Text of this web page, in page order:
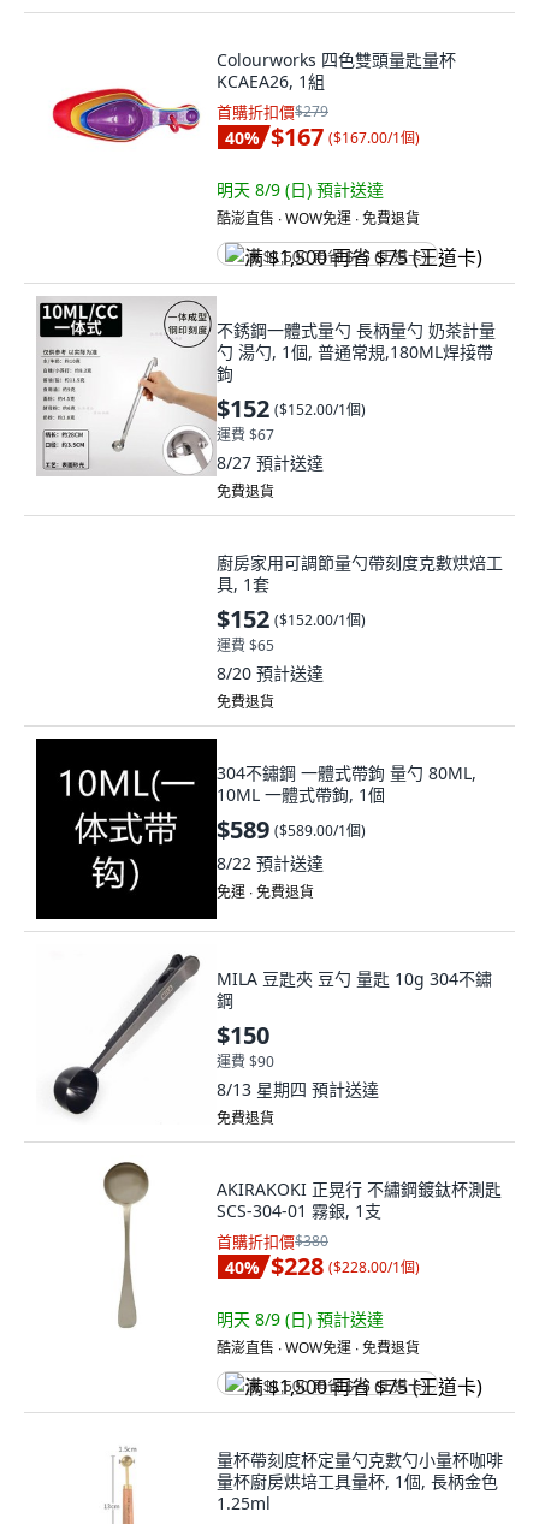
Colourworks 四色雙頭量匙量杯
KCAEA26, 1組
首購折扣價$279
40% $167 ($167.00/1個)
明天 8/9 (日) 預計送達
酷澎直售 ∙ WOW免運 ∙ 免費退貨
满 $1,500 再省 $75 (王道卡)
不銹鋼一體式量勺 長柄量勺 奶茶計量
勺 湯勺, 1個, 普通常規,180ML焊接帶
鉤
$152 ($152.00/1個)
運費 $67
8/27 預計送達
免費退貨
廚房家用可調節量勺帶刻度克數烘焙工
具, 1套
$152 ($152.00/1個)
運費 $65
8/20 預計送達
免費退貨
304不鏽鋼 一體式帶鉤 量勺 80ML,
10ML 一體式帶鉤, 1個
$589 ($589.00/1個)
8/22 預計送達
免運 ∙ 免費退貨
MILA 豆匙夾 豆勺 量匙 10g 304不鏽
鋼
$150
運費 $90
8/13 星期四 預計送達
免費退貨
AKIRAKOKI 正晃行 不繡鋼鍍鈦杯測匙
SCS-304-01 霧銀, 1支
首購折扣價$380
40% $228 ($228.00/1個)
明天 8/9 (日) 預計送達
酷澎直售 ∙ WOW免運 ∙ 免費退貨
满 $1,500 再省 $75 (王道卡)
量杯帶刻度杯定量勺克數勺小量杯咖啡
量杯廚房烘培工具量杯, 1個, 長柄金色
1.25ml